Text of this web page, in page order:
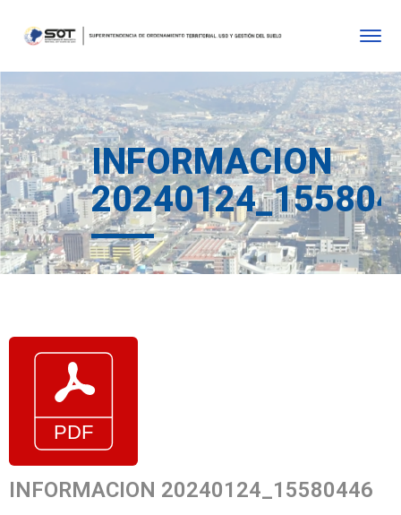
INFORMACION
INFORMACION 20240124_15580446